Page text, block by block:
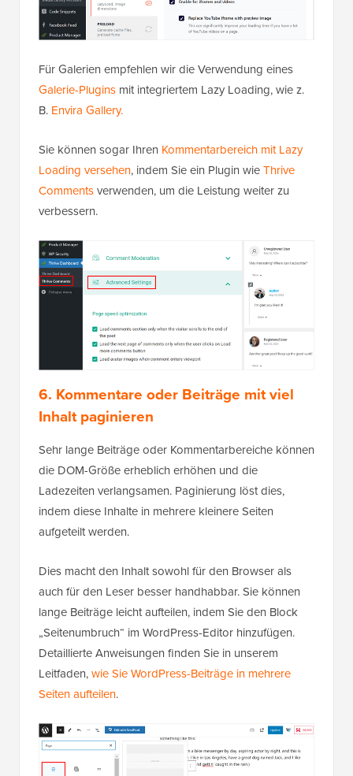
Für Galerien empfehlen wir die Verwendung eines
Galerie-Plugins mit integriertem Lazy Loading, wie z.
B. Envira Gallery.
Sie können sogar Ihren Kommentarbereich mit Lazy
Loading versehen, indem Sie ein Plugin wieThrive
Commentsverwenden, um die Leistung weiter zu
verbessern.
6. Kommentare oder Beiträge mit viel
Inhalt paginieren
Sehr lange Beiträge oder Kommentarbereiche können
die DOM-Größe erheblich erhöhen und die
Ladezeiten verlangsamen. Paginierung löst dies,
indem diese Inhalte in mehrere kleinere Seiten
aufgeteilt werden.
Dies macht den Inhalt sowohl für den Browser als
auch für den Leser besser handhabbar. Sie können
lange Beiträge leicht aufteilen, indem Sie den Block
„Seitenumbruch“ im WordPress-Editor hinzufügen.
Detaillierte Anweisungen finden Sie in unserem
Leitfaden,wie Sie WordPress-Beiträge in mehrere
Seiten aufteilen.